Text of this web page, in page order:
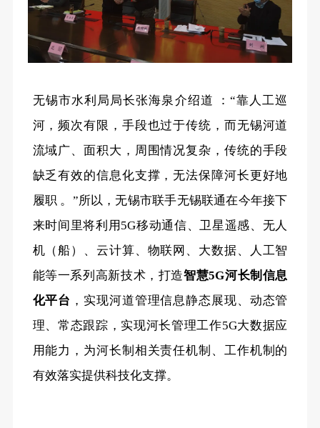
无锡市水利局局长张海泉介绍道 ：“靠人工巡
河，频次有限，手段也过于传统，而无锡河道
流域广、面积大，周围情况复杂，传统的手段
缺乏有效的信息化支撑，无法保障河长更好地
履职 。”所以，无锡市联手无锡联通在今年接下
来时间里将利用5G移动通信、卫星遥感、无人
机（船）、云计算、物联网、大数据、人工智
能等一系列高新技术，打造智慧5G河长制信息
化平台 ，实现河道管理信息静态展现、动态管
理、常态跟踪，实现河长管理工作5G大数据应
用能力，为河长制相关责任机制、工作机制的
有效落实提供科技化支撑。